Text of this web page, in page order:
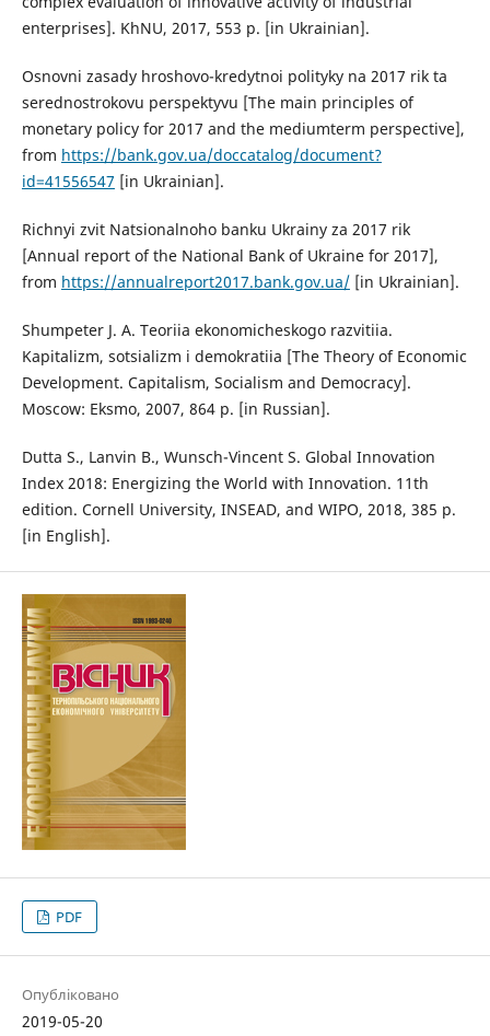
enterprises]. KhNU, 2017, 553 p. [in Ukrainian].
Osnovni zasady hroshovo-kredytnoi polityky na 2017 rik ta
serednostrokovu perspektyvu [The main principles of
monetary policy for 2017 and the mediumterm perspective],
from https://bank.gov.ua/doccatalog/document?
id=41556547 [in Ukrainian].
Richnyi zvit Natsionalnoho banku Ukrainy za 2017 rik
[Annual report of the National Bank of Ukraine for 2017],
from https://annualreport2017.bank.gov.ua/[in Ukrainian].
Shumpeter J. A. Teoriia ekonomicheskogo razvitiia.
Kapitalizm, sotsializm i demokratiia [The Theory of Economic
Development. Capitalism, Socialism and Democracy].
Moscow: Eksmo, 2007, 864 p. [in Russian].
Dutta S., Lanvin B., Wunsch-Vincent S. Global Innovation
Index 2018: Energizing the World with Innovation. 11th
edition. Cornell University, INSEAD, and WIPO, 2018, 385 p.
[in English].
PDF
Опубліковано
2019-05-20